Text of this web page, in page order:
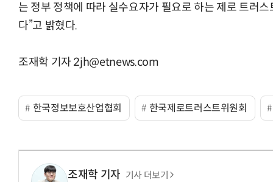
는 정부 정책에 따라 실수요자가 필요로 하는 제로 트러
다”고 밝혔다.
조재학 기자 2jh@etnews.com
한국정보보호산업협회 한국제로트러스트위원회
조재학 기자 기사 더보기